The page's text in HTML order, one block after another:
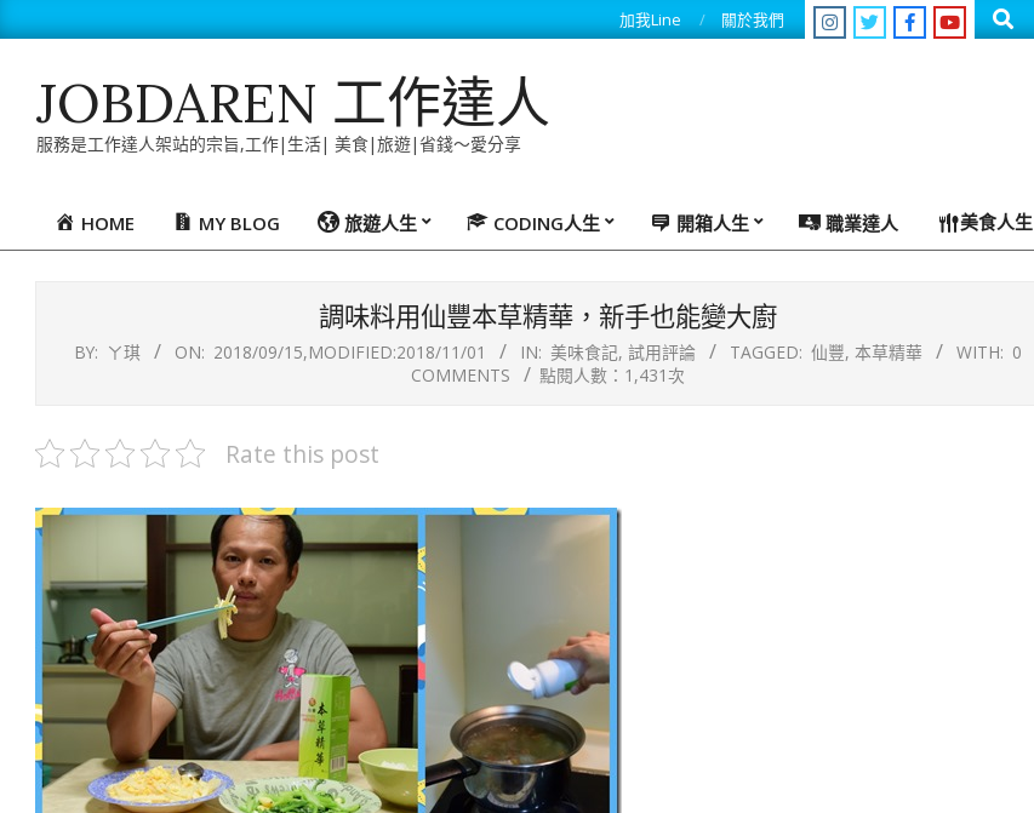
to
加我Line 關於我們 Search
JOBDAREN 工作達人
服務是工作達人架站的宗旨,工作|生活| 美食|旅遊|省錢～愛分享
PrimaryHOME MY BLOG 旅遊人生 CODING人生 開箱人生 職業達人 美食人生
調味料用仙豐本草精華，新手也能變大廚
BY: ㄚ琪 ON: 2018/09/15,MODIFIED:2018/11/01 IN: 美味食記, 試用評論 TAGGED: 仙豐, 本草精華 WITH: 0
COMMENTS
點閱人數：1,431次
Rate this post